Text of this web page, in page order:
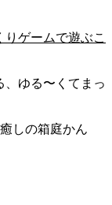
りゲームで遊ぶこ
、ゆる〜くてまっ
しの箱庭かん